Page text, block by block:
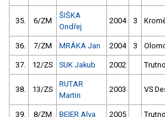
35. 6/ZM
ŠIŠKA
Ondřej
2004 3
36. 7/ZM MRÁKA Jan 2004 3
37. 12/ZS SUK Jakub 2002
38. 13/ZS
RUTAR
Martin
2003 VS
39. 8/ZM BEIER Alva 2005